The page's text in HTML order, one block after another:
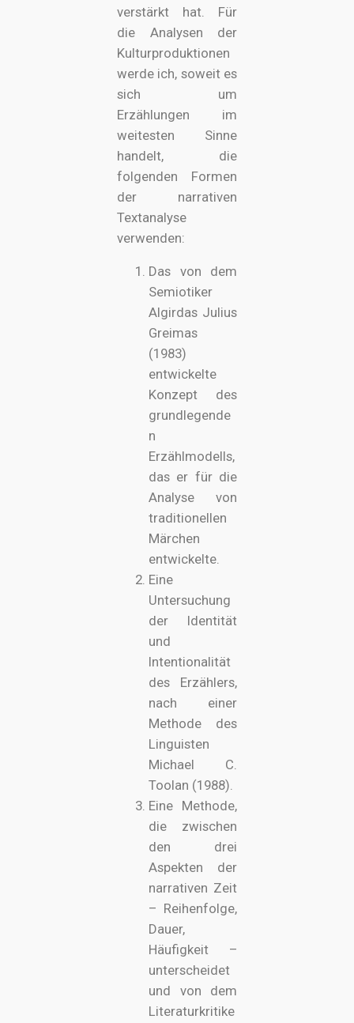
verstärkt hat. Für
die Analysen der
Kulturproduktionen
werde ich, soweit es
sich um
Erzählungen im
weitesten Sinne
handelt, die
folgenden Formen
der narrativen
Textanalyse
verwenden:
Das von dem
Semiotiker
Algirdas Julius
Greimas
(1983)
entwickelte
Konzept des
grundlegende
n
Erzählmodells,
das er für die
Analyse von
traditionellen
Märchen
entwickelte.
Eine
Untersuchung
der Identität
und
Intentionalität
des Erzählers,
nach einer
Methode des
Linguisten
Michael C.
Toolan (1988).
Eine Methode,
die zwischen
den drei
Aspekten der
narrativen Zeit
– Reihenfolge,
Dauer,
Häufigkeit –
unterscheidet
und von dem
Literaturkritike